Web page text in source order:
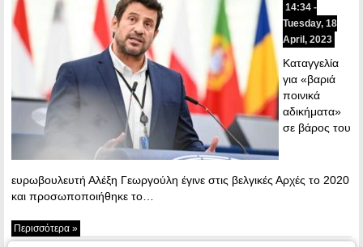
14:34 -
Tuesday, 18
April, 2023
Καταγγελία
για «βαριά
ποινικά
αδικήματα»
σε βάρος του
ευρωβουλευτή Αλέξη Γεωργούλη έγινε στις βελγικές Αρχές το 2020
και προσωποποιήθηκε το…
Περισσότερα »